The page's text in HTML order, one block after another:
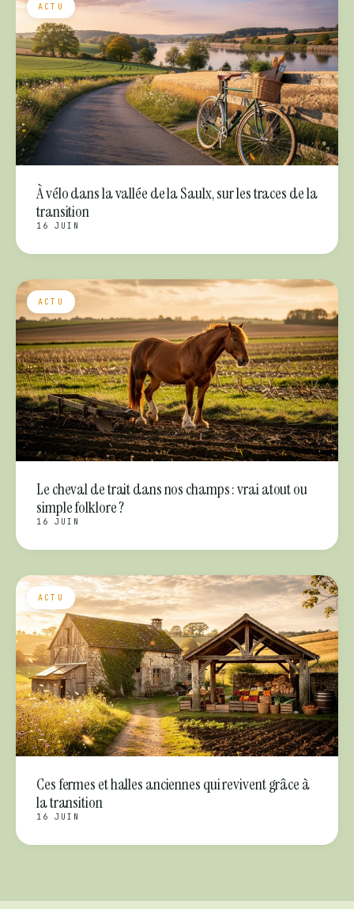
ACTU
À vélo dans la vallée de la Saulx, sur les traces de la
transition
16 JUIN
ACTU
Le cheval de trait dans nos champs : vrai atout ou
simple folklore ?
16 JUIN
ACTU
Ces fermes et halles anciennes qui revivent grâce à
la transition
16 JUIN